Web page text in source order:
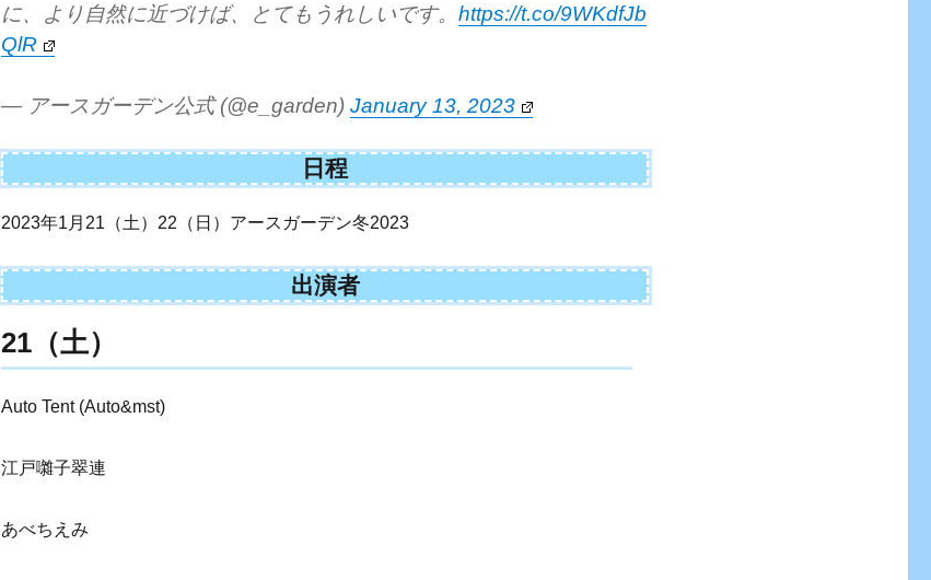
に、より自然に近づけば、とてもうれしいです。https://t.co/9WKdfJb
QlR
— アースガーデン公式 (@e_garden)January 13, 2023
日程
2023年1月21（土）22（日）アースガーデン冬2023
出演者
21（土）
Auto Tent (Auto&mst)
江戸囃子翠連
あべちえみ